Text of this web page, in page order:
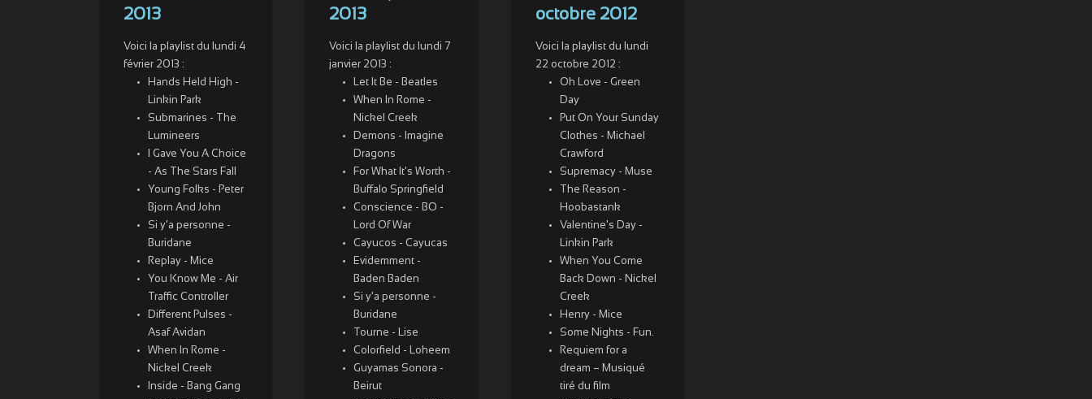
2013
Voici la playlist du lundi 4
février 2013 :
Hands Held High -
Linkin Park
Submarines - The
Lumineers
I Gave You A Choice
- As The Stars Fall
Young Folks - Peter
Bjorn And John
Si y'a personne -
Buridane
Replay - Mice
You Know Me - Air
Traffic Controller
Different Pulses -
Asaf Avidan
When In Rome -
Nickel Creek
Inside - Bang Gang
2013
Voici la playlist du lundi 7
janvier 2013 :
Let It Be - Beatles
When In Rome -
Nickel Creek
Demons - Imagine
Dragons
For What It's Worth -
Buffalo Springfield
Conscience - BO -
Lord Of War
Cayucos - Cayucas
Evidemment -
Baden Baden
Si y'a personne -
Buridane
Tourne - Lise
Colorfield - Loheem
Guyamas Sonora -
Beirut
octobre 2012
Voici la playlist du lundi
22 octobre 2012 :
Oh Love - Green
Day
Put On Your Sunday
Clothes - Michael
Crawford
Supremacy - Muse
The Reason -
Hoobastank
Valentine's Day -
Linkin Park
When You Come
Back Down - Nickel
Creek
Henry - Mice
Some Nights - Fun.
Requiem for a
dream – Musiqué
tiré du film